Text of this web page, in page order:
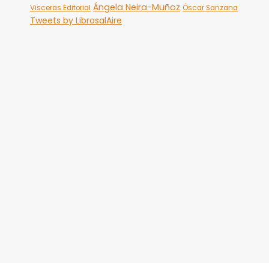
Visceras Editorial Ángela Neira-Muñoz Óscar Sanzana
Tweets by LibrosalAire